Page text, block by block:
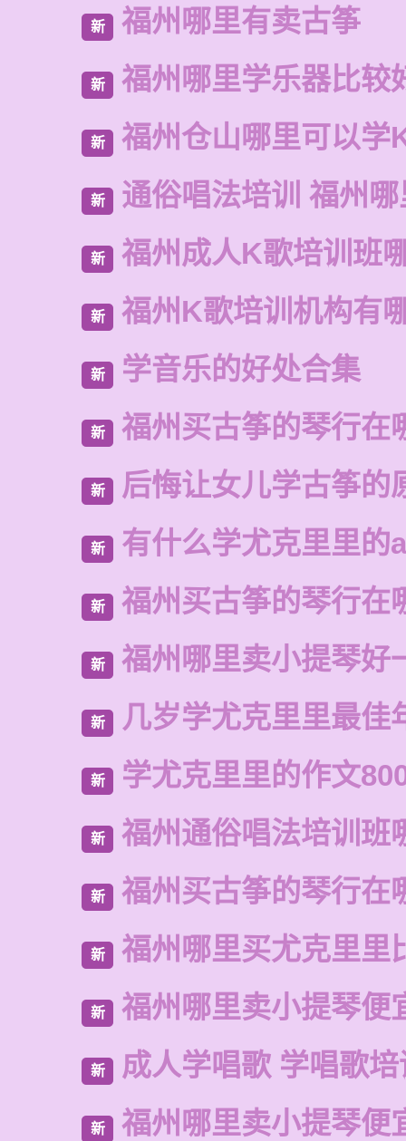
新 福州哪里有卖古筝
新 福州哪里学乐器比较
新 福州仓山哪里可以学
新 通俗唱法培训 福州
新 福州成人K歌培训班
新 福州K歌培训机构有
新 学音乐的好处合集
新 福州买古筝的琴行在
新 后悔让女儿学古筝的
新 有什么学尤克里里的
新 福州买古筝的琴行在
新 福州哪里卖小提琴好
新 几岁学尤克里里最佳
新 学尤克里里的作文
新 福州通俗唱法培训班
新 福州买古筝的琴行在
新 福州哪里买尤克里里
新 福州哪里卖小提琴便
新 成人学唱歌 学唱歌培
新 福州哪里卖小提琴便